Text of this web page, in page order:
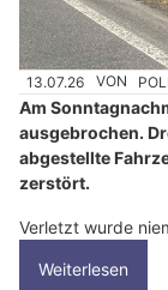
13.07.26 VON
Am
ausgebrochen.
abgestellte
zerstört.
Verletzt wurde
Weiterlesen